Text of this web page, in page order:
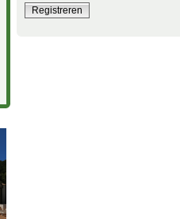
Registreren